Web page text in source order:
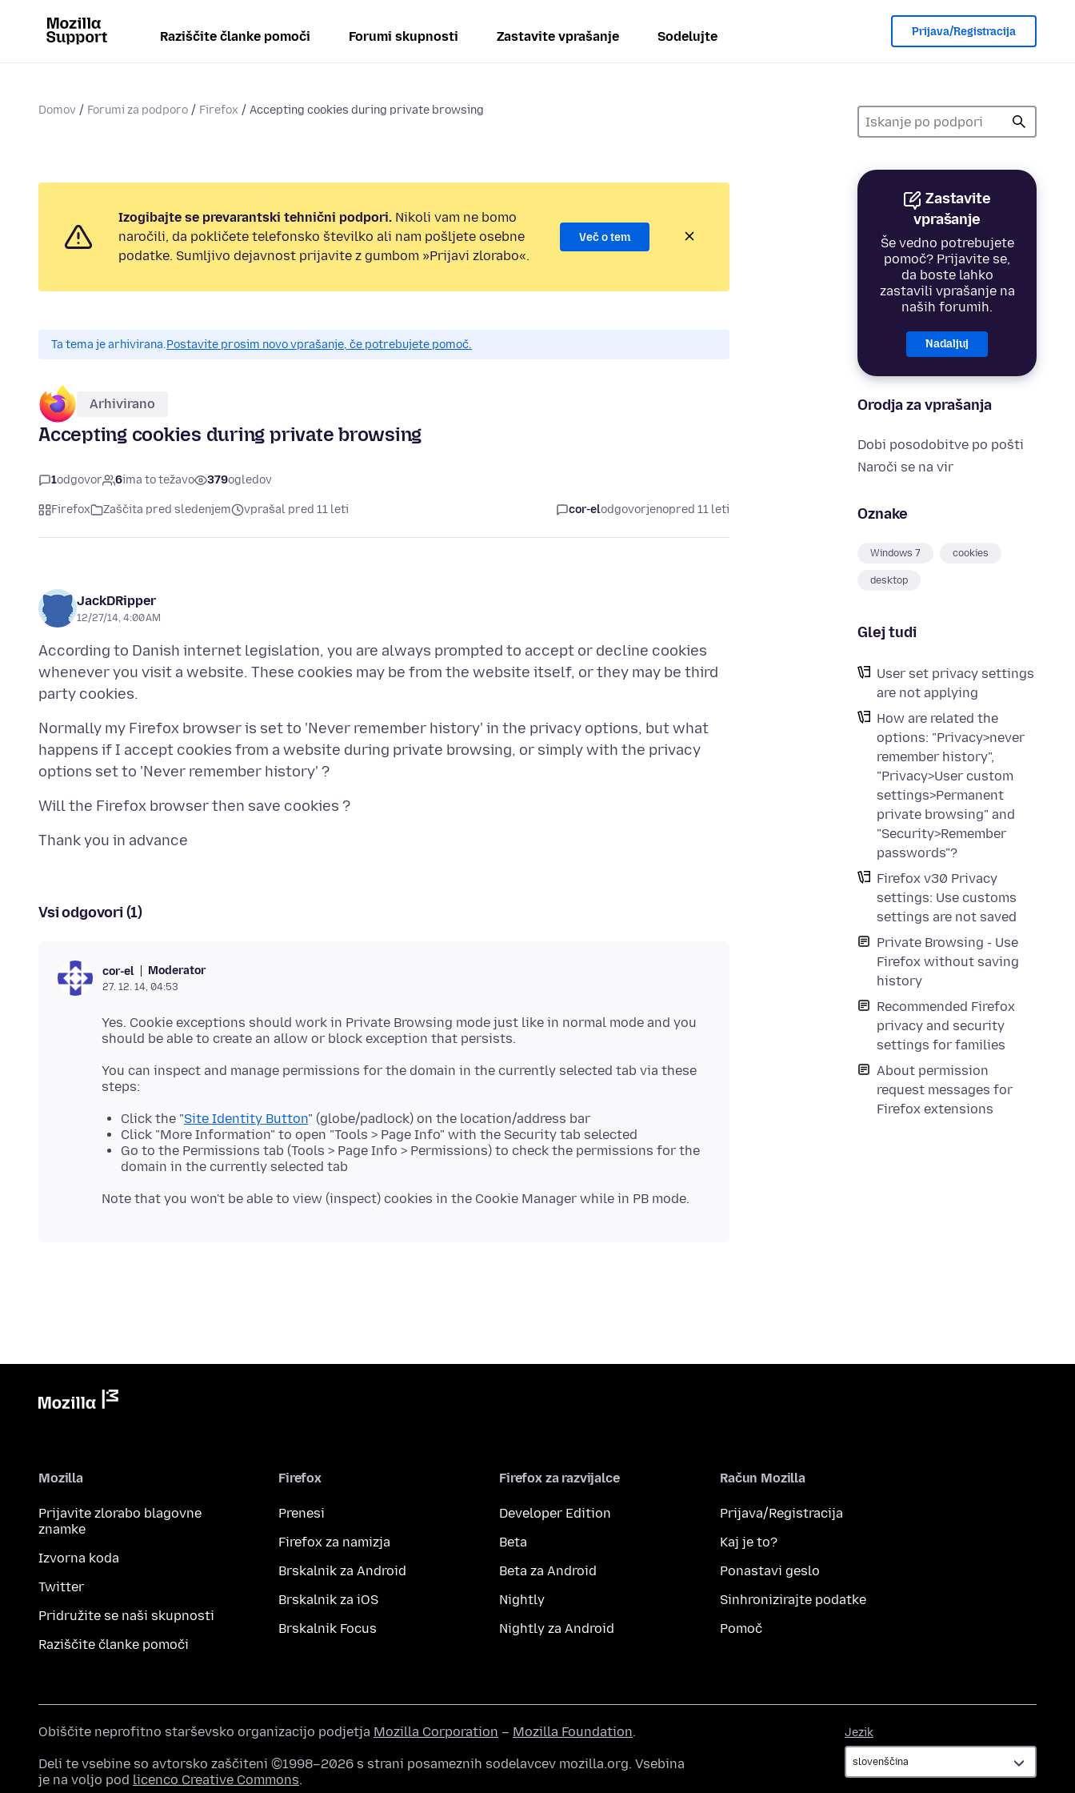
Raziščite članke pomoči Forumi skupnosti Zastavite vprašanje Sodelujte Prijava/Registracija
Domov Forumi za podporo Firefox Accepting cookies during private browsing
Zastavite
vprašanje
Še vedno potrebujete
pomoč? Prijavite se,
da boste lahko
zastavili vprašanje na
naših forumih.
Nadaljuj
Orodja za vprašanja
Dobi posodobitve po pošti
Naroči se na vir
Oznake
Windows 7 cookies
desktop
Glej tudi
User set privacy settings
are not applying
How are related the
options: "Privacy>never
remember history",
"Privacy>User custom
settings>Permanent
private browsing" and
"Security>Remember
passwords"?
Firefox v30 Privacy
settings: Use customs
settings are not saved
Private Browsing - Use
Firefox without saving
history
Recommended Firefox
privacy and security
settings for families
About permission
request messages for
Firefox extensions
Izogibajte se prevarantski tehnični podpori. Nikoli vam ne bomo
naročili, da pokličete telefonsko številko ali nam pošljete osebne
podatke. Sumljivo dejavnost prijavite z gumbom »Prijavi zlorabo«.
Več o tem
Ta tema je arhivirana.Postavite prosim novo vprašanje, če potrebujete pomoč.
Arhivirano
Accepting cookies during private browsing
1odgovor 6ima to težavo 379ogledov
Firefox Zaščita pred sledenjem vprašal pred 11 leti cor-elodgovorjenopred 11 leti
JackDRipper
12/27/14, 4:00 AM
According to Danish internet legislation, you are always prompted to accept or decline cookies
whenever you visit a website. These cookies may be from the website itself, or they may be third
Normally my Firefox browser is set to 'Never remember history' in the privacy options, but what
happens if I accept cookies from a website during private browsing, or simply with the privacy
Vsi odgovori (1)
cor-el Moderator
27. 12. 14, 04:53
Yes. Cookie exceptions should work in Private Browsing mode just like in normal mode and you
You can inspect and manage permissions for the domain in the currently selected tab via these
Click the "Site Identity Button" (globe/padlock) on the location/address bar
Click "More Information" to open "Tools > Page Info" with the Security tab selected
Go to the Permissions tab (Tools > Page Info > Permissions) to check the permissions for the
domain in the currently selected tab
Mozilla
Prijavite zlorabo blagovne
znamke
Izvorna koda
Twitter
Pridružite se naši skupnosti
Raziščite članke pomoči
Firefox
Prenesi
Firefox za namizja
Brskalnik za Android
Brskalnik za iOS
Brskalnik Focus
Firefox za razvijalce
Developer Edition
Beta
Beta za Android
Nightly
Nightly za Android
Račun Mozilla
Prijava/Registracija
Kaj je to?
Ponastavi geslo
Sinhronizirajte podatke
Pomoč
Jezik
Obiščite neprofitno starševsko organizacijo podjetja Mozilla Corporation – Mozilla Foundation.
Deli te vsebine so avtorsko zaščiteni ©1998–2026 s strani posameznih sodelavcev mozilla.org. Vsebina
je na voljo pod licenco Creative Commons.